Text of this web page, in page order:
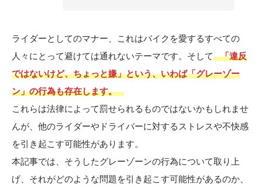
ライダーとしてのマナー、これはバイクを愛するすべての
人々にとって避けては通れないテーマです。そして
「違反
ではないけど、ちょっと嫌」という、いわば「グレーゾー
ン」の行為も存在します。
これらは法律によって罰せられるものではないかもしれませ
んが、他のライダーやドライバーに対するストレスや不快感
を引き起こす可能性があります。
本記事では、そうしたグレーゾーンの行為について取り上
げ、それがどのような問題を引き起こす可能性があるのか、